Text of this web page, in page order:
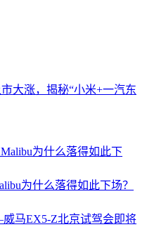
大涨，揭秘“小米+一汽东
为什么落得如此下场？